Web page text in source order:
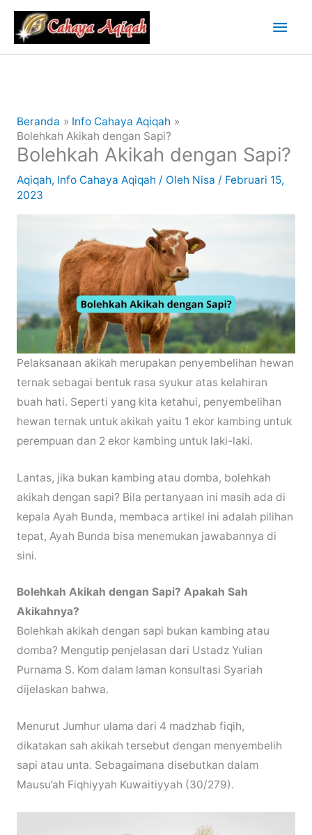
Lewati
konten
Beranda
Info Cahaya Aqiqah
Bolehkah Akikah dengan Sapi?
Bolehkah Akikah dengan Sapi?
Aqiqah, Info Cahaya Aqiqah / Oleh Nisa / Februari 15,
2023
Pelaksanaan akikah merupakan penyembelihan hewan
ternak sebagai bentuk rasa syukur atas kelahiran
buah hati. Seperti yang kita ketahui, penyembelihan
hewan ternak untuk akikah yaitu 1 ekor kambing untuk
perempuan dan 2 ekor kambing untuk laki-laki.
Lantas, jika bukan kambing atau domba, bolehkah
akikah dengan sapi? Bila pertanyaan ini masih ada di
kepala Ayah Bunda, membaca artikel ini adalah pilihan
tepat, Ayah Bunda bisa menemukan jawabannya di
sini.
Bolehkah Akikah dengan Sapi? Apakah Sah
Akikahnya?
Bolehkah akikah dengan sapi bukan kambing atau
domba? Mengutip penjelasan dari Ustadz Yulian
Purnama S. Kom dalam laman konsultasi Syariah
dijelaskan bahwa.
Menurut Jumhur ulama dari 4 madzhab fiqih,
dikatakan sah akikah tersebut dengan menyembelih
sapi atau unta. Sebagaimana disebutkan dalam
Mausu’ah Fiqhiyyah Kuwaitiyyah (30/279).